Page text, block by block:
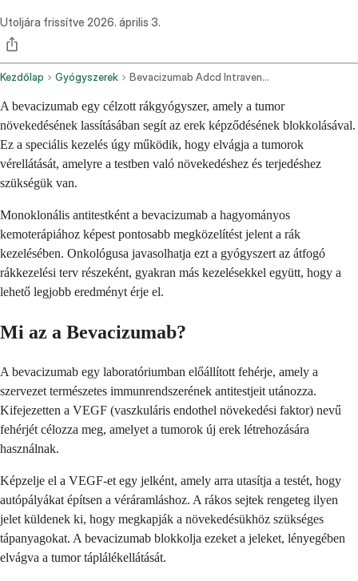
Utoljára frissítve 2026. április 3.
Kezdőlap Gyógyszerek Bevacizumab Adcd Intravenous Route
A bevacizumab egy célzott rákgyógyszer, amely a tumor
növekedésének lassításában segít az erek képződésének blokkolásával.
Ez a speciális kezelés úgy működik, hogy elvágja a tumorok
vérellátását, amelyre a testben való növekedéshez és terjedéshez
szükségük van.
Monoklonális antitestként a bevacizumab a hagyományos
kemoterápiához képest pontosabb megközelítést jelent a rák
kezelésében. Onkológusa javasolhatja ezt a gyógyszert az átfogó
rákkezelési terv részeként, gyakran más kezelésekkel együtt, hogy a
lehető legjobb eredményt érje el.
Mi az a Bevacizumab?
A bevacizumab egy laboratóriumban előállított fehérje, amely a
szervezet természetes immunrendszerének antitestjeit utánozza.
Kifejezetten a VEGF (vaszkuláris endothel növekedési faktor) nevű
fehérjét célozza meg, amelyet a tumorok új erek létrehozására
használnak.
Képzelje el a VEGF-et egy jelként, amely arra utasítja a testét, hogy
autópályákat építsen a véráramláshoz. A rákos sejtek rengeteg ilyen
jelet küldenek ki, hogy megkapják a növekedésükhöz szükséges
tápanyagokat. A bevacizumab blokkolja ezeket a jeleket, lényegében
elvágva a tumor táplálékellátását.